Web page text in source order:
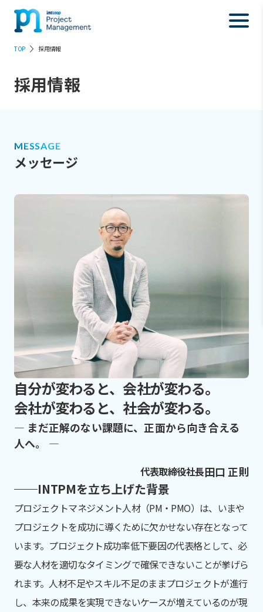
TOP 採用情報
採用情報
MESSAGE
メッセージ
自分が変わると、会社が変わる。
会社が変わると、社会が変わる。
― まだ正解のない課題に、正面から向き合える
人へ。 ―
代表取締役社長田口 正則
INTPMを立ち上げた背景
プロジェクトマネジメント人材（PM・PMO）は、いまや
プロジェクトを成功に導くために欠かせない存在となって
います。プロジェクト成功率低下要因の代表格として、必
要な人材を適切なタイミングで確保できないことが挙げら
れます。人材不足やスキル不足のままプロジェクトが進行
し、本来の成果を実現できないケースが増えているのが現